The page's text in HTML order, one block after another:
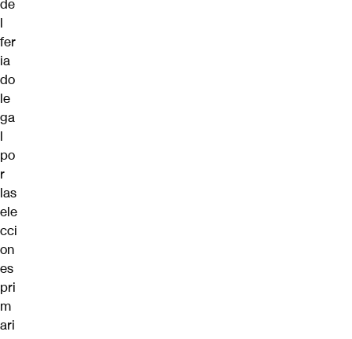
de
l
fer
ia
do
le
ga
l
po
r
las
ele
cci
on
es
pri
m
ari